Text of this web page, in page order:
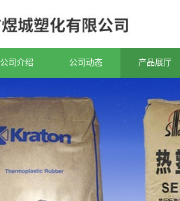
公司介绍 公司动态 产品展厅